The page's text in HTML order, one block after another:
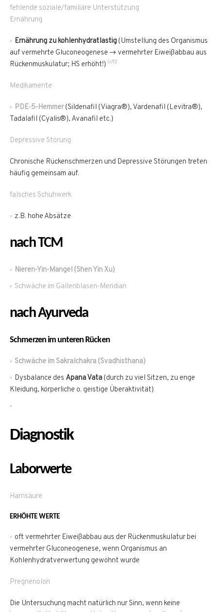
fehlende soziale/familiäre Unterstützung
Ernährung
Ernährung zu kohlenhydratlastig(Umstellung des Organismus
auf vermehrte Gluconeogenese → vermehrter Eiweißabbau aus
Rückenmuskulatur; HS erhöht!) LUTZ
Medikamente
PDE-5-Hemmer(Sildenafil (Viagra®), Vardenafil (Levitra®),
Tadalafil (Cyalis®), Avanafil etc.)
Depressive Störung
Chronische Rückenschmerzen und Depressive Störungen treten
häufig gemeinsam auf.
falsches Schuhwerk
z.B. hohe Absätze
nach TCM
Nieren-Yin-Mangel (Shen Yin Xu)
Schwäche im Gallenblasen-Meridian
nach Ayurveda
Schmerzen im unteren Rücken
Schwäche im Sakralchakra (Svadhisthana)
Dysbalance des Apana Vata(durch zu viel Sitzen, zu enge
Kleidung, körperliche o. geistige Überaktivität)
Diagnostik
Laborwerte
Harnsäure
ERHÖHTE WERTE
oft vermehrter Eiweißabbau aus der Rückenmuskulatur bei
vermehrter Gluconeogenese, wenn Organismus an
Kohlenhydratverwertung gewöhnt wurde
Pregnenolon
Die Untersuchung macht natürlich nur Sinn, wenn keine